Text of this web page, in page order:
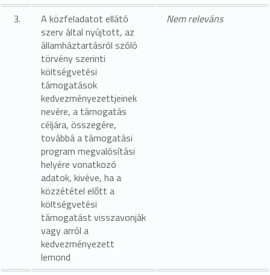
3.
A közfeladatot ellátó
szerv által nyújtott, az
államháztartásról szóló
törvény szerinti
költségvetési
támogatások
kedvezményezettjeinek
nevére, a támogatás
céljára, összegére,
továbbá a támogatási
program megvalósítási
helyére vonatkozó
adatok, kivéve, ha a
közzététel előtt a
költségvetési
támogatást visszavonják
vagy arról a
kedvezményezett
lemond
Nem releváns